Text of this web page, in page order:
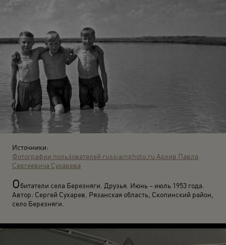
Источники:
Фотографии пользователей russiainphoto.ru Архив Павла
Сергеевича Сухарева
Обитатели села Березняги. Друзья. Июнь – июль 1953 года.
Автор: Сергей Сухарев. Рязанская область, Скопинский район,
село Березняги.